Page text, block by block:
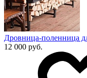
Дровница-поленница
12 000 руб.